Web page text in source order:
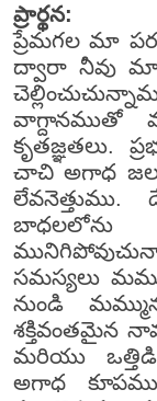
ప్రార్థన:
ప్రేమగల మా
ద్వారా నీవు
వాగ్దానముతో
కృతజ్ఞతలు.
చాచి అగాధ
సమస్యలు
నుండి
శక్తివంతమైన
మరియు
అగాధ